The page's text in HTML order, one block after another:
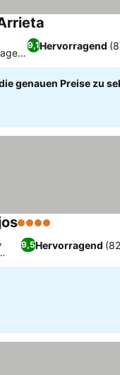
9,1Hervorragend
genauen Preise zu
4 Sterne
9,5Hervorragend